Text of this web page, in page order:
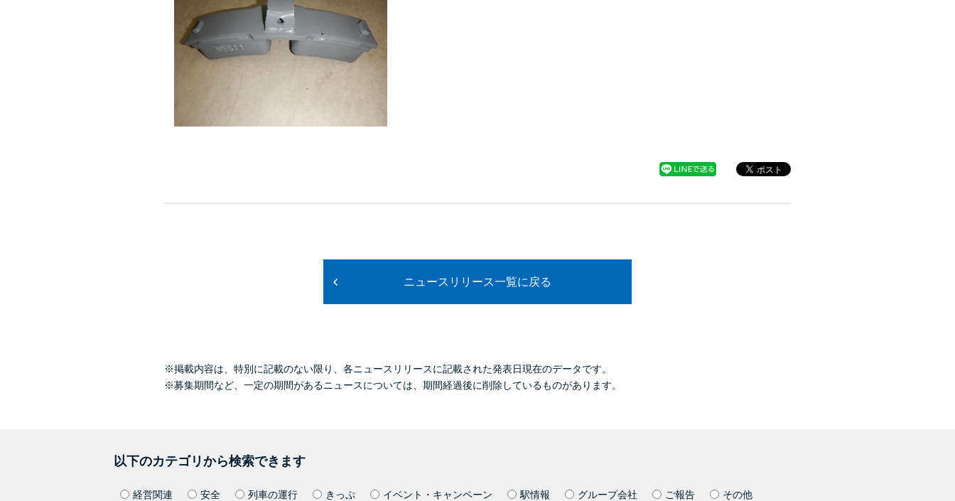
ニュースリリース一覧に戻る
※掲載内容は、特別に記載のない限り、各ニュースリリースに記載された発表日現在のデータです。
※募集期間など、一定の期間があるニュースについては、期間経過後に削除しているものがあります。
以下のカテゴリから検索できます
経営関連 安全 列車の運行 きっぷ イベント・キャンペーン 駅情報 グループ会社 ご報告 その他